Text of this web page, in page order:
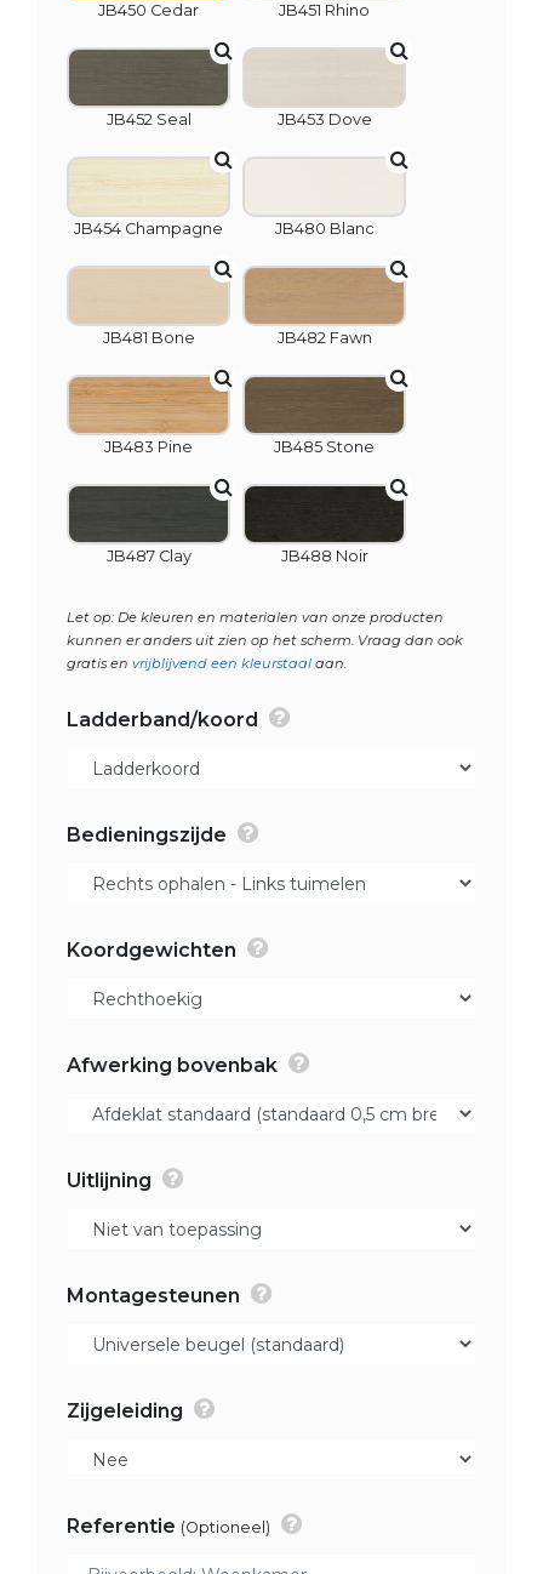
JB450 Cedar JB451 Rhino
JB452 Seal JB453 Dove
JB454 Champagne JB480 Blanc
JB481 Bone JB482 Fawn
JB483 Pine JB485 Stone
JB487 Clay JB488 Noir
Let op: De kleuren en materialen van onze producten
kunnen er anders uit zien op het scherm. Vraag dan ook
gratis en vrijblijvend een kleurstaal aan.
Ladderband/koord
Bedieningszijde
Koordgewichten
Afwerking bovenbak
Uitlijning
Montagesteunen
Zijgeleiding
Referentie (Optioneel)